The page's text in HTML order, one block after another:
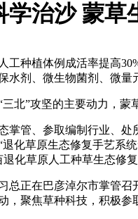
学治沙 蒙草
种植体例成活率提高30%
水剂、微生物菌剂、微
”攻坚的主要动力，蒙草
、参取编制行业、处所
化草原生态修复手艺系
退化草原人工种草生态修
正在巴彦淖尔市掌管召
，聚焦草种科技，积极参